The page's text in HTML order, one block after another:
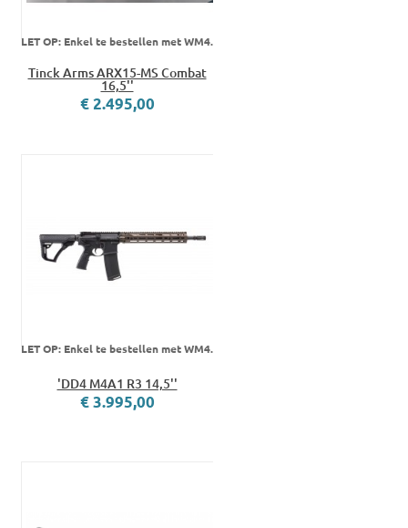
Tinck Arms ARX15-MS Combat
16,5''
€ 2.495,00
LET OP: Enkel te bestellen met WM4.
'DD4 M4A1 R3 14,5''
€ 3.995,00
LET OP: Enkel te bestellen met WM4.